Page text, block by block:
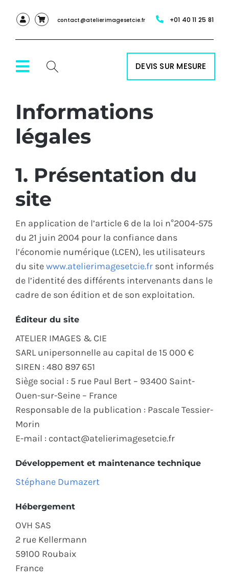
contact@atelierimagesetcie.fr +01 40 11 25 81
Toggle
Navigation
ACCUEIL
NOS SERVICES
NOS PRODUITS
RÉALISATIONS
ÉCO-RESPONSABLE
CONTACT
DEVIS SUR MESURE
Informations
légales
1. Présentation du
site
En application de l’article 6 de la loi n°2004-575
du 21 juin 2004 pour la confiance dans
l’économie numérique (LCEN), les utilisateurs
du sitewww.atelierimagesetcie.fr sont informés
de l’identité des différents intervenants dans le
cadre de son édition et de son exploitation.
Éditeur du site
ATELIER IMAGES & CIE
SARL unipersonnelle au capital de 15 000 €
SIREN : 480 897 651
Siège social : 5 rue Paul Bert – 93400 Saint-
Ouen-sur-Seine – France
Responsable de la publication : Pascale Tessier-
Morin
E-mail : contact@atelierimagesetcie.fr
Développement et maintenance technique
Stéphane Dumazert
Hébergement
OVH SAS
2 rue Kellermann
59100 Roubaix
France